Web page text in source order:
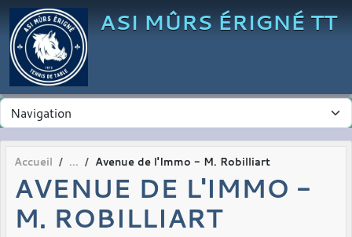
ASI MÛRS ÉRIGNÉ TT
Accueil Avenue de l'Immo - M. Robilliart
AVENUE DE L'IMMO -
M. ROBILLIART
Panneau de gestion des cookies